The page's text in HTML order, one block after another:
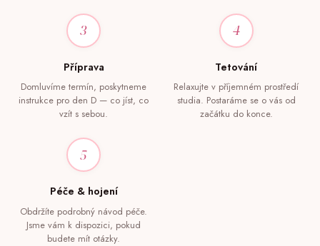
3
Příprava
Domluvíme termín, poskytneme
instrukce pro den D — co jíst, co
vzít s sebou.
4
Tetování
Relaxujte v příjemném prostředí
studia. Postaráme se o vás od
začátku do konce.
5
Péče & hojení
Obdržíte podrobný návod péče.
Jsme vám k dispozici, pokud
budete mít otázky.